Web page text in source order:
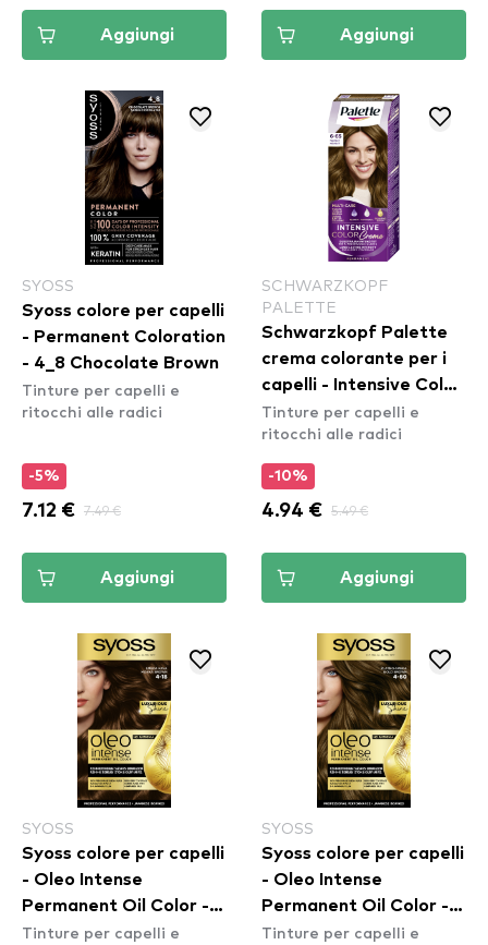
Aggiungi Aggiungi
SYOSS
Syoss colore per capelli
- Permanent Coloration
- 4_8 Chocolate Brown
Tinture per capelli e
ritocchi alle radici
-5%
7.12 € 7.49 €
Aggiungi
SCHWARZKOPF
PALETTE
Schwarzkopf Palette
crema colorante per i
capelli - Intensive Color
Creme - 6-65 Nougat
Tinture per capelli e
ritocchi alle radici
-10%
4.94 € 5.49 €
Aggiungi
SYOSS
Syoss colore per capelli
- Oleo Intense
Permanent Oil Color -
4-18 Mokka Brown
Tinture per capelli e
SYOSS
Syoss colore per capelli
- Oleo Intense
Permanent Oil Color -
4-60 Gold Brown
Tinture per capelli e